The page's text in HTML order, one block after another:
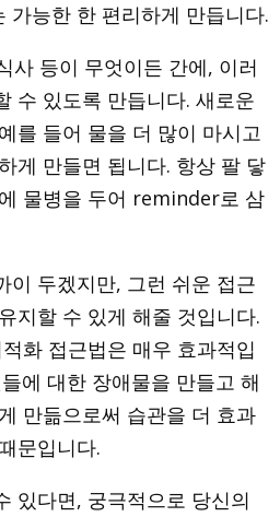
가능한 한 편리하게 만듭니다.
사 등이 무엇이든 간에, 이러
수 있도록 만듭니다. 새로운
를 들어 물을 더 많이 마시고
게 만들면 됩니다. 항상 팔 닿
물병을 두어 reminder로 삼
이 두겠지만, 그런 쉬운 접근
지할 수 있게 해줄 것입니다.
화 접근법은 매우 효과적입
에 대한 장애물을 만들고 해
만듦으로써 습관을 더 효과
문입니다.
있다면, 궁극적으로 당신의